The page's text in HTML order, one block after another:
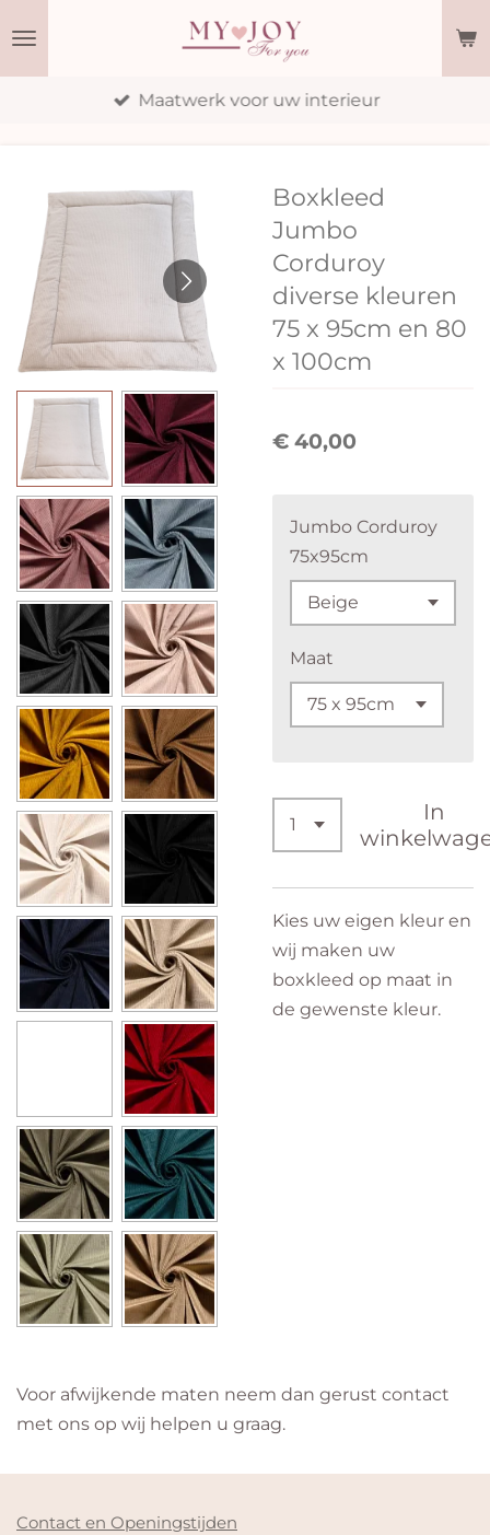
Maatwerk voor uw interieur
Boxkleed
Jumbo
Corduroy
diverse kleuren
75 x 95cm en 80
x 100cm
€ 40,00
Jumbo Corduroy
75x95cm
Maat
In
Kies uw eigen kleur en
wij maken uw
boxkleed op maat in
de gewenste kleur.
Voor afwijkende maten neem dan gerust contact
met ons op wij helpen u graag.
Contact en Openingstijden